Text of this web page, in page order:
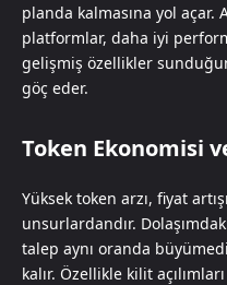
planda kalmasına yol açar.
platformlar, daha iyi
gelişmiş özellikler
göç eder.
Token Ekonomisi
Yüksek token arzı, fiyat
unsurlardandır.
talep aynı oranda
kalır. Özellikle kilit